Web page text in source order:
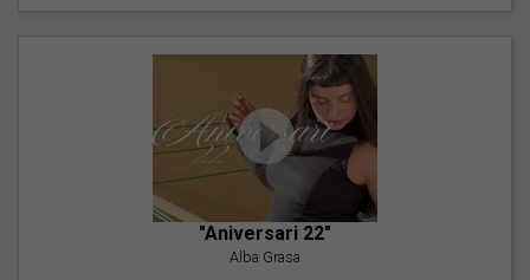
"Aniversari 22"
Alba Grasa